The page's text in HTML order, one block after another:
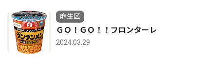
麻生区
ＧＯ！ＧＯ！！フロンターレ
2024.03.29